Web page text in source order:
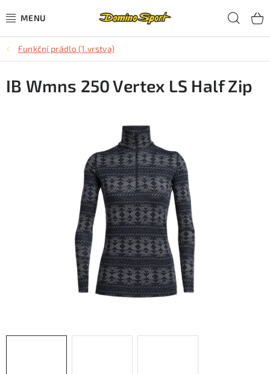
na
CYKLISTIKA
SJEZDOVÉ LYŽOVÁNÍ
SKI servis Půjčovna lyží a SNB
Naše prodejna
Funkční prádlo (1.vrstva)
IB Wmns 250 Vertex LS Half Zip